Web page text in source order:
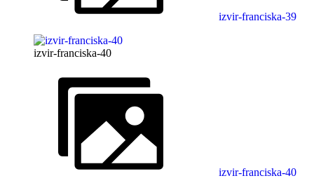
izvir-franciska-39
izvir-franciska-40
izvir-franciska-40